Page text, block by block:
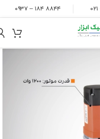
۸۸۴۴ ۱۸۴ – ۰۹۳۷